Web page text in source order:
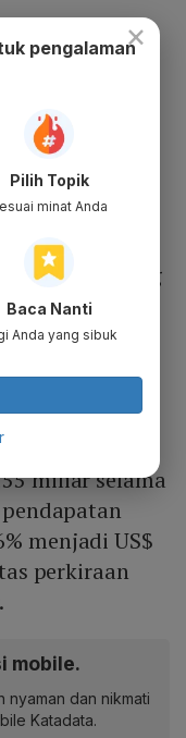
untuk bersaing
YouTube
kalinya
miliar selama
menjadi US$
perkiraan
mobile.
nyaman dan nikmati
Katadata.
×
pengalaman
Pilih Topik
minat Anda
Baca Nanti
Anda yang sibuk